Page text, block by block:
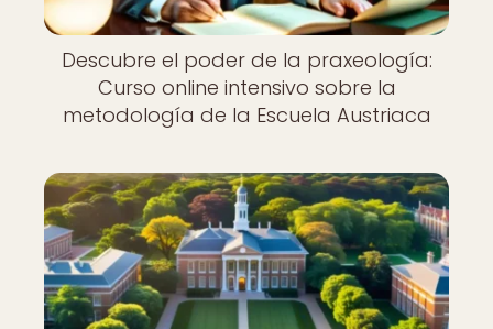
Descubre el poder de la praxeología:
Curso online intensivo sobre la
metodología de la Escuela Austriaca